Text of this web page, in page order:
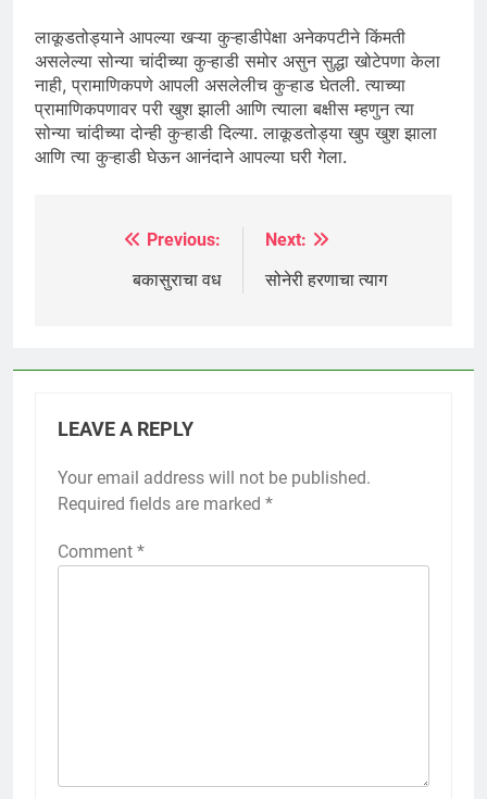
लाकूडतोड्याने आपल्या खऱ्या कुऱ्हाडीपेक्षा अनेकपटीने किंमती
असलेल्या सोन्या चांदीच्या कुऱ्हाडी समोर असुन सुद्धा खोटेपणा केला
नाही, प्रामाणिकपणे आपली असलेलीच कुऱ्हाड घेतली. त्याच्या
प्रामाणिकपणावर परी खुश झाली आणि त्याला बक्षीस म्हणुन त्या
सोन्या चांदीच्या दोन्ही कुऱ्हाडी दिल्या. लाकूडतोड्या खुप खुश झाला
आणि त्या कुऱ्हाडी घेऊन आनंदाने आपल्या घरी गेला.
navigation
Previous:
बकासुराचा वध
Next:
सोनेरी हरणाचा त्याग
LEAVE A REPLY
Your email address will not be published.
Required fields are marked *
Comment *